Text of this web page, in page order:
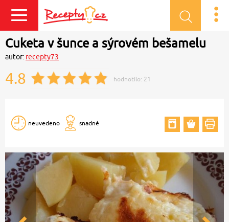
Přihlásit se
Cuketa v šunce a sýrovém bešamelu
autor: recepty73
4.8 hodnotilo: 21
neuvedeno snadné